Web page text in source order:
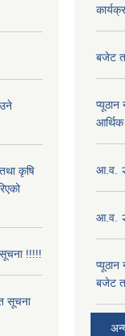
कृषि
सूचना !!!!!
सूचना
बजेट
आ.व.
आ.व.
बजेट